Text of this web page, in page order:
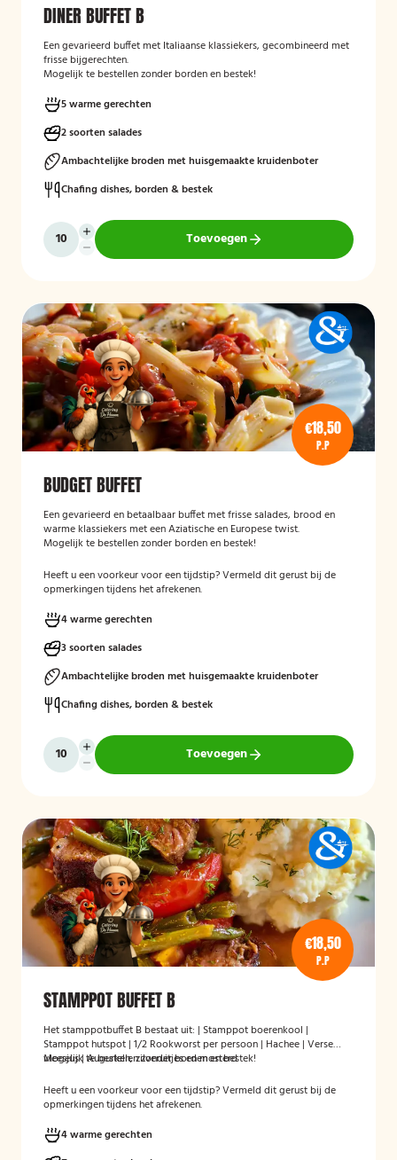
DINER BUFFET B
Een gevarieerd buffet met Italiaanse klassiekers, gecombineerd met
frisse bijgerechten.
Mogelijk te bestellen zonder borden en bestek!
5 warme gerechten
2 soorten salades
Ambachtelijke broden met huisgemaakte kruidenboter
Chafing dishes, borden & bestek
Toevoegen
€18,50
P.P
BUDGET BUFFET
Een gevarieerd en betaalbaar buffet met frisse salades, brood en
warme klassiekers met een Aziatische en Europese twist.
Mogelijk te bestellen zonder borden en bestek!
Heeft u een voorkeur voor een tijdstip? Vermeld dit gerust bij de
opmerkingen tijdens het afrekenen.
4 warme gerechten
3 soorten salades
Ambachtelijke broden met huisgemaakte kruidenboter
Chafing dishes, borden & bestek
Toevoegen
€18,50
P.P
STAMPPOT BUFFET B
Het stamppotbuffet B bestaat uit: | Stamppot boerenkool |
Stamppot hutspot | 1/2 Rookworst per persoon | Hachee | Verse
vleesjus | Augurken, zilveruitjes en mosterd
Mogelijk te bestellen zonder borden en bestek!
Heeft u een voorkeur voor een tijdstip? Vermeld dit gerust bij de
opmerkingen tijdens het afrekenen.
4 warme gerechten